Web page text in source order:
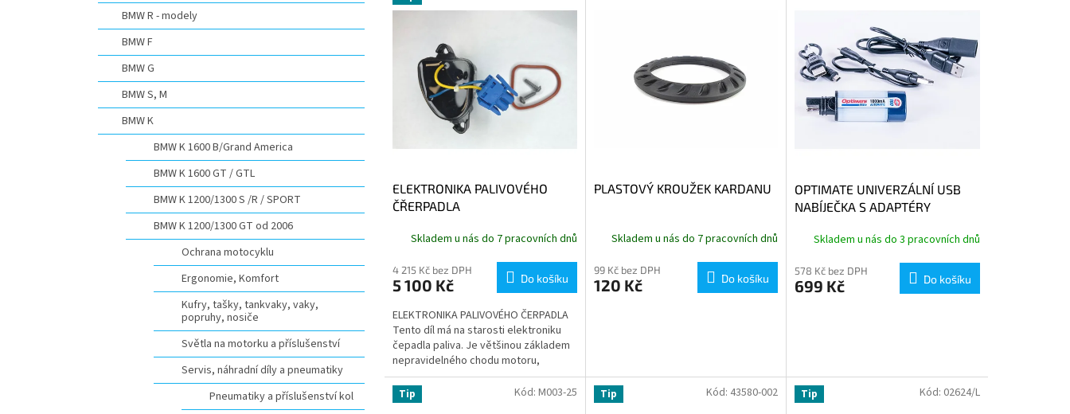
BMW R - modely
BMW F
BMW G
BMW S, M
BMW K
BMW K 1600 B/Grand America
BMW K 1600 GT / GTL
BMW K 1200/1300 S /R / SPORT
BMW K 1200/1300 GT od 2006
Ochrana motocyklu
Ergonomie, Komfort
Kufry, tašky, tankvaky, vaky,
popruhy, nosiče
Světla na motorku a příslušenství
Servis, náhradní díly a pneumatiky
Pneumatiky a příslušenství kol
ELEKTRONIKA PALIVOVÉHO
ČŘERPADLA
Skladem u nás do 7 pracovních dnů
4 215 Kč bez DPH
5 100 Kč Do košíku
ELEKTRONIKA PALIVOVÉHO ČERPADLA
Tento díl má na starosti elektroniku
čepadla paliva. Je většinou základem
nepravidelného chodu motoru,
projevuje se cukáním při konstantní...
PLASTOVÝ KROUŽEK KARDANU
Skladem u nás do 7 pracovních dnů
99 Kč bez DPH
120 Kč Do košíku
OPTIMATE UNIVERZÁLNÍ USB
NABÍJEČKA S ADAPTÉRY
Skladem u nás do 3 pracovních dnů
578 Kč bez DPH
699 Kč Do košíku
Tip Kód: M003-25 Tip Kód: 43580-002 Tip Kód: 02624/L